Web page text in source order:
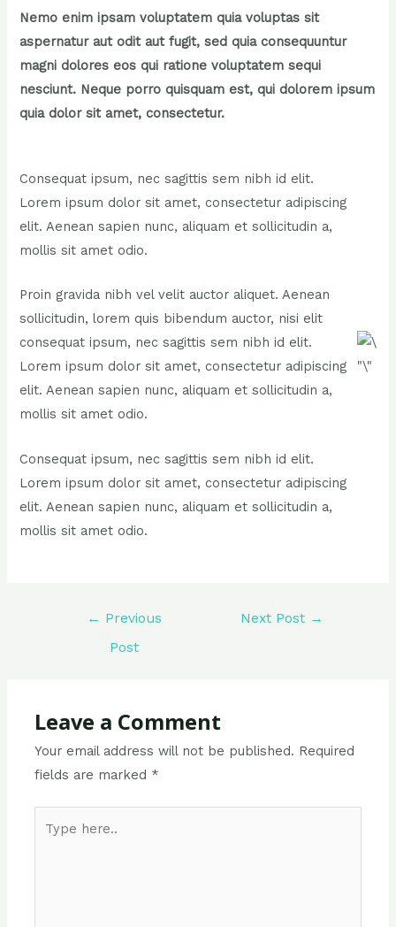
Nemo enim ipsam voluptatem quia voluptas sit
aspernatur aut odit aut fugit, sed quia consequuntur
magni dolores eos qui ratione voluptatem sequi
nesciunt. Neque porro quisquam est, qui dolorem ipsum
quia dolor sit amet, consectetur.
Consequat ipsum, nec sagittis sem nibh id elit.
Lorem ipsum dolor sit amet, consectetur adipiscing
elit. Aenean sapien nunc, aliquam et sollicitudin a,
mollis sit amet odio.
Proin gravida nibh vel velit auctor aliquet. Aenean
sollicitudin, lorem quis bibendum auctor, nisi elit
consequat ipsum, nec sagittis sem nibh id elit.
Lorem ipsum dolor sit amet, consectetur adipiscing
elit. Aenean sapien nunc, aliquam et sollicitudin a,
mollis sit amet odio.
Consequat ipsum, nec sagittis sem nibh id elit.
Lorem ipsum dolor sit amet, consectetur adipiscing
elit. Aenean sapien nunc, aliquam et sollicitudin a,
mollis sit amet odio.
← Previous
Post
Next Post →
Leave a Comment
Your email address will not be published. Required
fields are marked *
here..